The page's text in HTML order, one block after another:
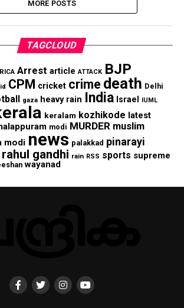
MORE POSTS
TAGCLOUD
Arrest article ATTACK BJP
CPM cricket crime death Delhi
gaza heavy rain India Israel IUML
keralam kozhikode latest
modi MURDER muslim
modi news palakkad pinarayi
rahul gandhi rain RSS sports supreme
wayanad